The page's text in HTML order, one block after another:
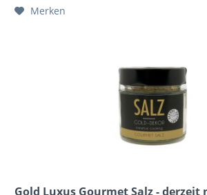
Merken
Gold Luxus Gourmet Salz -